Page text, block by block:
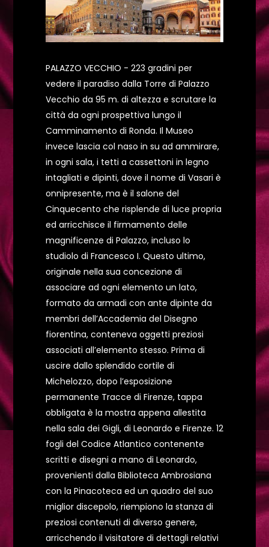
PALAZZO VECCHIO - 223 gradini per
vedere il paradiso dalla Torre di Palazzo
Vecchio da 95 m. di altezza e scrutare la
città da ogni prospettiva lungo il
Camminamento di Ronda. Il Museo
invece lascia col naso in su ad ammirare,
in ogni sala, i tetti a cassettoni in legno
intagliati e dipinti, dove il nome di Vasari è
onnipresente, ma è il salone del
Cinquecento che risplende di luce propria
ed arricchisce il firmamento delle
magnificenze di Palazzo, incluso lo
studiolo di Francesco I. Questo ultimo,
originale nella sua concezione di
associare ad ogni elemento un lato,
formato da armadi con ante dipinte da
membri dell’Accademia del Disegno
fiorentina, conteneva oggetti preziosi
associati all’elemento stesso. Prima di
uscire dallo splendido cortile di
Michelozzo, dopo l’esposizione
permanente Tracce di Firenze, tappa
obbligata è la mostra appena allestita
nella sala dei Gigli, di Leonardo e Firenze. 12
fogli del Codice Atlantico contenente
scritti e disegni a mano di Leonardo,
provenienti dalla Biblioteca Ambrosiana
con la Pinacoteca ed un quadro del suo
miglior discepolo, riempiono la stanza di
preziosi contenuti di diverso genere,
arricchendo il visitatore di dettagli relativi